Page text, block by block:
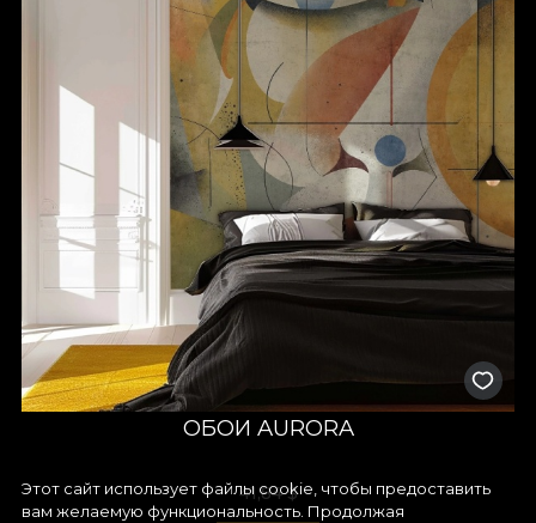
ОБОИ AURORA
41,84$
Этот сайт использует файлы cookie, чтобы предоставить
вам желаемую функциональность. Продолжая